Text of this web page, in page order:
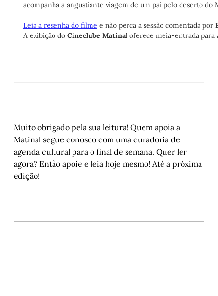
acompanha a angustiante viagem de um pai pelo deserto do
Leia a resenha do filme e não perca a sessão comentada por
A exibição do Cineclube Matinal oferece meia-entrada para
Muito obrigado pela sua leitura! Quem apoia a
Matinal segue conosco com uma curadoria de
agenda cultural para o final de semana. Quer ler
agora? Então apoie e leia hoje mesmo! Até a próxima
edição!